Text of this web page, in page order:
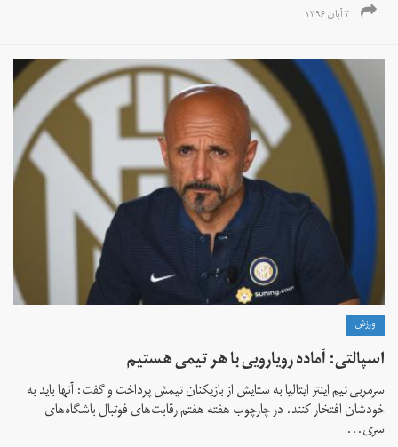
۳ آبان ۱۳۹۶
ورزش
اسپالتی: آماده رویارویی با هر تیمی هستیم
سرمربی تیم اینتر ایتالیا به ستایش از بازیکنان تیمش پرداخت و گفت: آنها باید به
خودشان افتخار کنند. در چارچوب هفته هفتم رقابت‌های فوتبال باشگاه‌های
سری...